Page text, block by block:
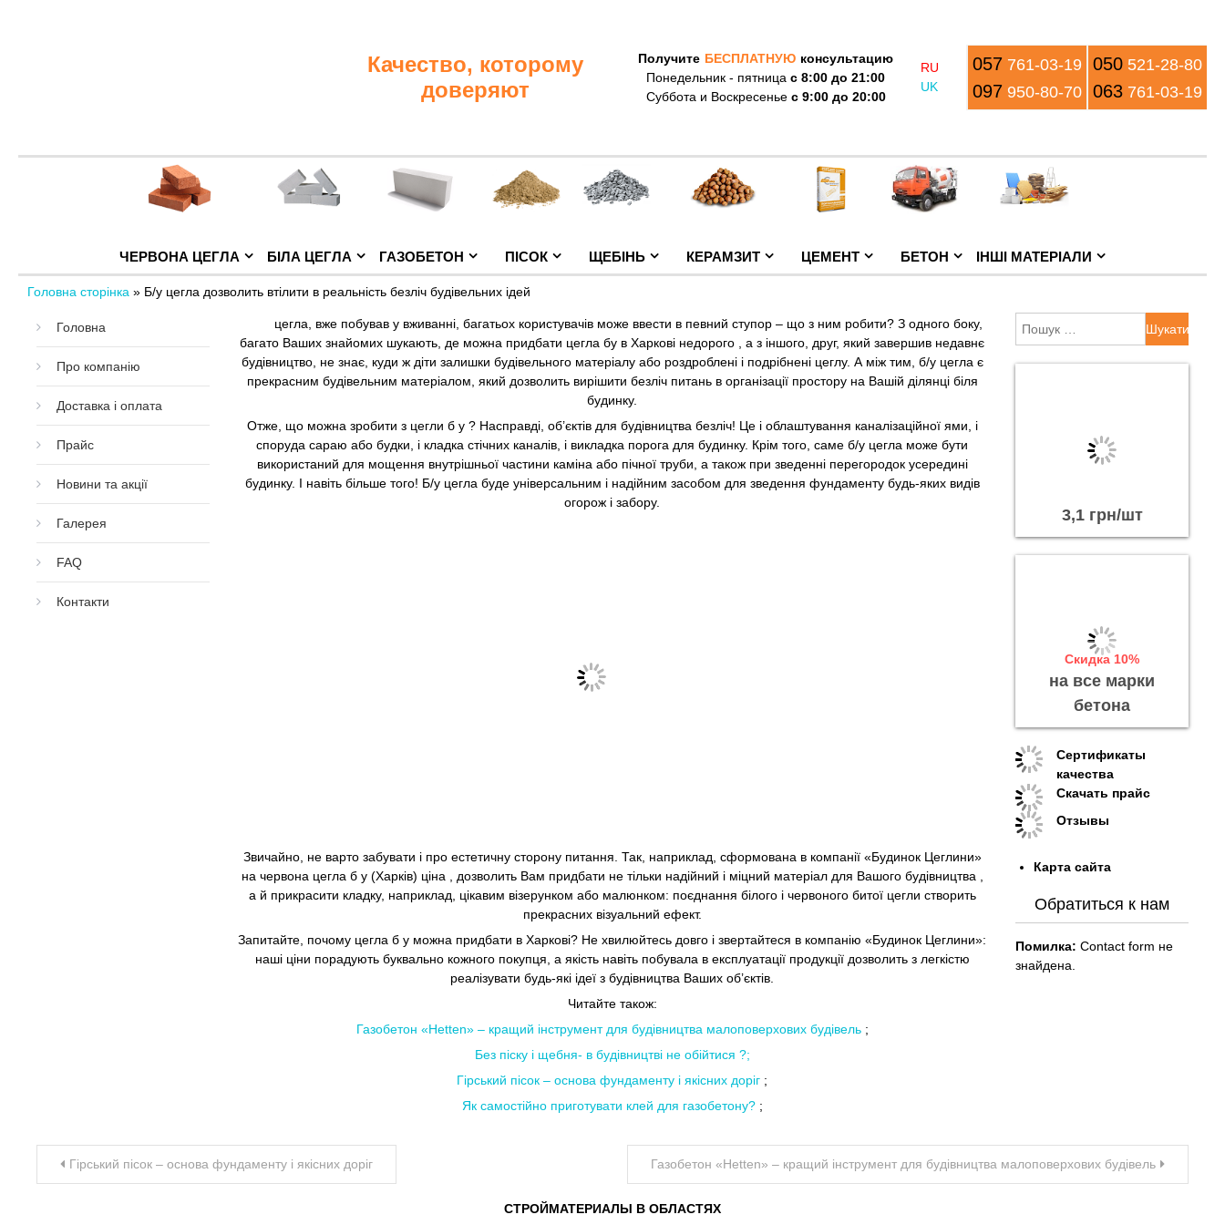
Качество, которому
доверяют
Получите БЕСПЛАТНУЮ консультацию
Понедельник - пятница с 8:00 до 21:00
Суббота и Воскресенье с 9:00 до 20:00
057 761-03-19
097 950-80-70
050 521-28-80
063 761-03-19
ЧЕРВОНА ЦЕГЛА БІЛА ЦЕГЛА ГАЗОБЕТОН ПІСОК ЩЕБІНЬ КЕРАМЗИТ ЦЕМЕНТ БЕТОН ІНШІ МАТЕРІАЛИ
Головна сторінка » Б/у цегла дозволить втілити в реальність безліч будівельних ідей
Головна
Про компанію
Доставка і оплата
Прайс
Новини та акції
Галерея
FAQ
Контакти
3,1 грн/шт
Скидка 10%
на все марки
бетона
Сертификаты
качества
Скачать прайс
Отзывы
Карта сайта
Обратиться к нам
Помилка: Contact form не
знайдена.
цегла, вже побував у вживанні, багатьох користувачів може ввести в певний ступор – що з ним робити? З одного боку,
багато Ваших знайомих шукають, де можна придбати цегла бу в Харкові недорого
, а з іншого, друг, який завершив недавнє
будівництво, не знає, куди ж діти залишки будівельного матеріалу або роздроблені і подрібнені цеглу. А між тим, б/у цегла є
прекрасним будівельним матеріалом, який дозволить вирішити безліч питань в організації простору на Вашій ділянці біля
будинку.
Отже, що можна зробити з цегли б у ? Насправді, об’єктів для будівництва безліч! Це і облаштування каналізаційної ями, і
споруда сараю або будки, і кладка стічних каналів, і викладка порога для будинку. Крім того, самеб/у цегла може бути
використаний для мощення внутрішньої частини каміна або пічної труби, а також при зведенні перегородок усередині
будинку. І навіть більше того! Б/у цегла буде універсальним і надійним засобом для зведення фундаменту будь-яких видів
огорож і забору.
Звичайно, не варто забувати і про естетичну сторону питання. Так, наприклад, сформована в компанії «Будинок Цеглини»
на червона цегла б у (Харків) ціна
, дозволить Вам придбати не тільки надійний і міцний матеріал для Вашого будівництва ,
а й прикрасити кладку, наприклад, цікавим візерунком або малюнком: поєднання білого і червоного битої цегли створить
прекрасних візуальний ефект.
Запитайте, почому цегла б у можна придбати в Харкові? Не хвилюйтесь довго і звертайтеся в компанію «Будинок Цеглини»:
наші ціни порадують буквально кожного покупця, а якість навіть побувала в експлуатації продукції дозволить з легкістю
реалізувати будь-які ідеї з будівництва Ваших об’єктів.
Читайте також:
Газобетон «Hetten» – кращий інструмент для будівництва малоповерхових будівель ;
Без піску і щебня- в будівництві не обійтися ?;
Гірський пісок – основа фундаменту і якісних доріг ;
Як самостійно приготувати клей для газобетону? ;
записів
Гірський пісок – основа фундаменту і якісних доріг Газобетон «Hetten» – кращий інструмент для будівництва малоповерхових будівель
СТРОЙМАТЕРИАЛЫ В ОБЛАСТЯХ